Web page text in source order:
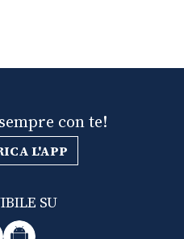
con te!
L'APP
SU